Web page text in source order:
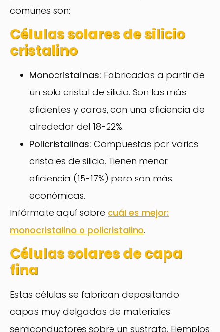
comunes son:
Células solares de silicio
cristalino
Monocristalinas: Fabricadas a partir de
un solo cristal de silicio. Son las más
eficientes y caras, con una eficiencia de
alrededor del 18-22%.
Policristalinas: Compuestas por varios
cristales de silicio. Tienen menor
eficiencia (15-17%) pero son más
económicas.
Infórmate aquí sobre cuál es mejor:
monocristalino o policristalino.
Células solares de capa
fina
Estas células se fabrican depositando
capas muy delgadas de materiales
semiconductores sobre un sustrato. Ejemplos